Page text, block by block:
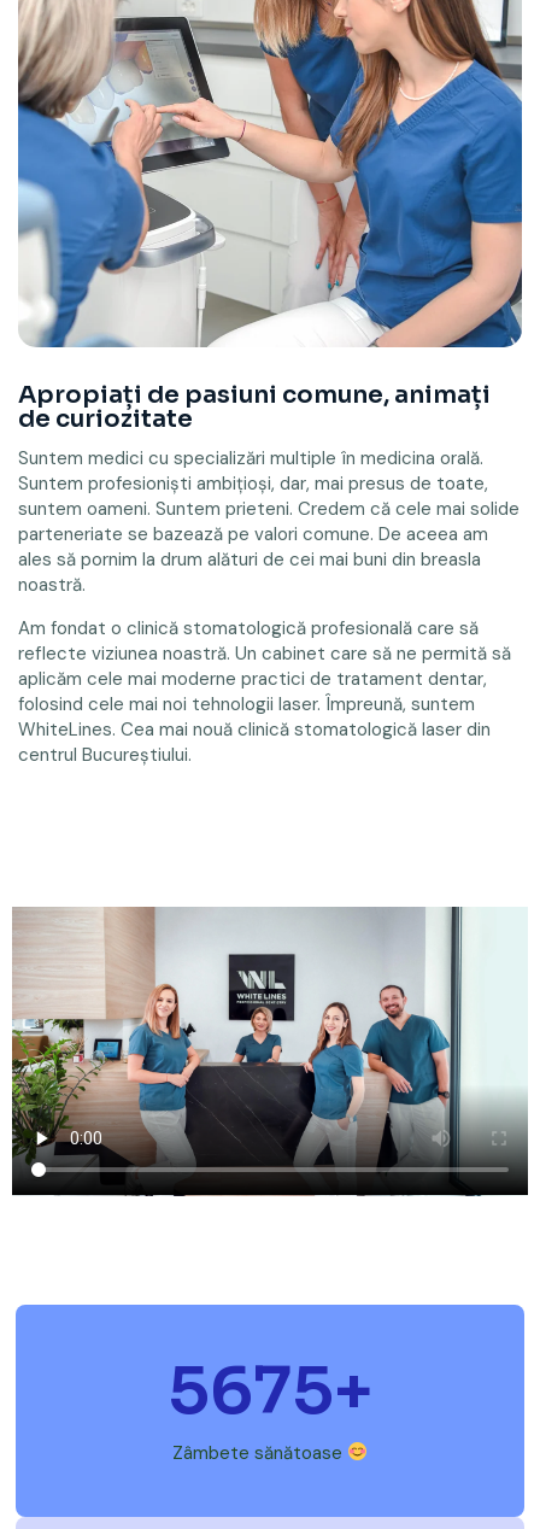
Apropiați de pasiuni comune, animați
de curiozitate
Suntem medici cu specializări multiple în medicina orală.
Suntem profesioniști ambițioși, dar, mai presus de toate,
suntem oameni. Suntem prieteni. Credem că cele mai solide
parteneriate se bazează pe valori comune. De aceea am
ales să pornim la drum alături de cei mai buni din breasla
noastră.
Am fondat o clinică stomatologică profesională care să
reflecte viziunea noastră. Un cabinet care să ne permită să
aplicăm cele mai moderne practici de tratament dentar,
folosind cele mai noi tehnologii laser. Împreună, suntem
WhiteLines. Cea mai nouă clinică stomatologică laser din
centrul Bucureștiului.
5675+
Zâmbete sănătoase